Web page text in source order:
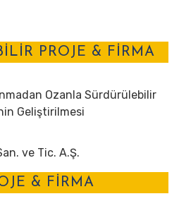
PROJE & FİRMA
Ozanla Sürdürülebilir
Geliştirilmesi
ve Tic. A.Ş.
& FİRMA